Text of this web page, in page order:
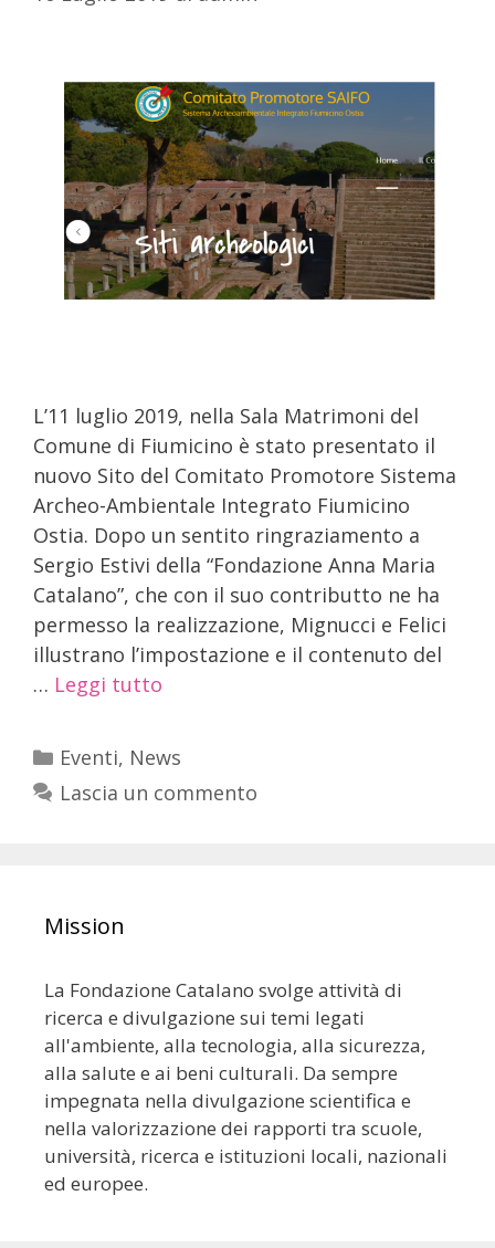
L’11 luglio 2019, nella Sala Matrimoni del
Comune di Fiumicino è stato presentato il
nuovo Sito del Comitato Promotore Sistema
Archeo-Ambientale Integrato Fiumicino
Ostia. Dopo un sentito ringraziamento a
Sergio Estivi della “Fondazione Anna Maria
Catalano”, che con il suo contributto ne ha
permesso la realizzazione, Mignucci e Felici
illustrano l’impostazione e il contenuto del
… Leggi tutto
Eventi, News
Lascia un commento
Mission
La Fondazione Catalano svolge attività di
ricerca e divulgazione sui temi legati
all'ambiente, alla tecnologia, alla sicurezza,
alla salute e ai beni culturali. Da sempre
impegnata nella divulgazione scientifica e
nella valorizzazione dei rapporti tra scuole,
università, ricerca e istituzioni locali, nazionali
ed europee.